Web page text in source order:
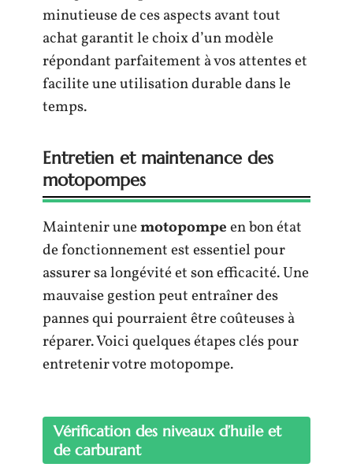
minutieuse de ces aspects avant tout
achat garantit le choix d’un modèle
répondant parfaitement à vos attentes et
facilite une utilisation durable dans le
temps.
Entretien et maintenance des
motopompes
Maintenir unemotopompeen bon état
de fonctionnement est essentiel pour
assurer sa longévité et son efficacité. Une
mauvaise gestion peut entraîner des
pannes qui pourraient être coûteuses à
réparer. Voici quelques étapes clés pour
entretenir votre motopompe.
Vérification des niveaux d’huile et
de carburant